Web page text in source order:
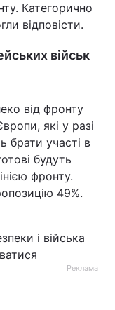
Категорично
відповісти.
військ
від фронту
які у разі
брати участі в
будуть
фронту.
49%.
і війська
Реклама